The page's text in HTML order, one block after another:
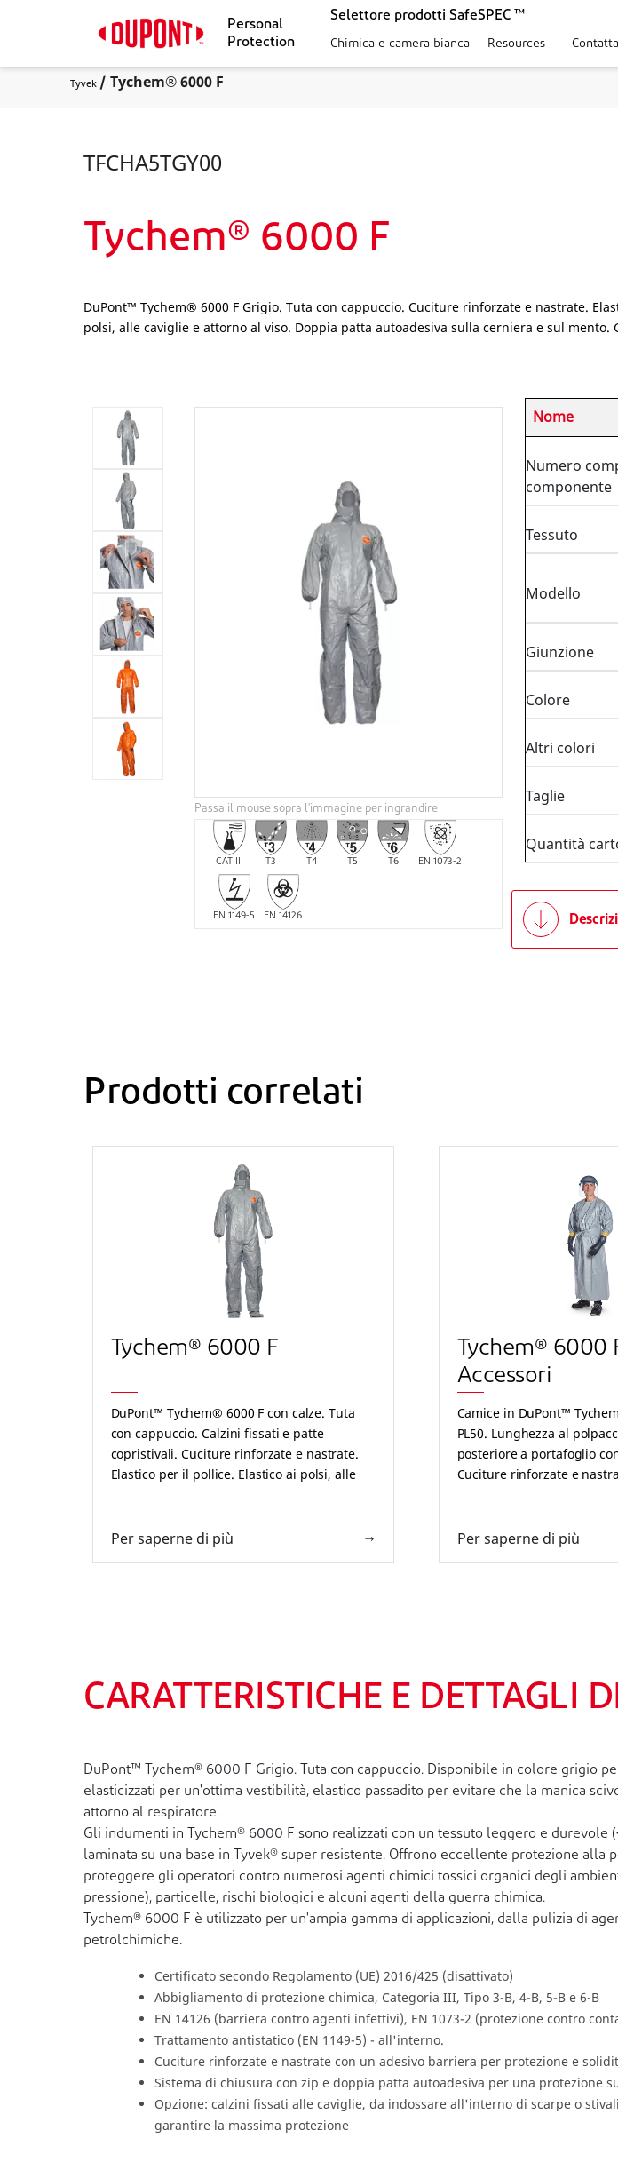
Personal
Protection
Selettore prodotti SafeSPEC ™
Chimica e camera bianca Resources
Tyvek / Tychem® 6000 F
TFCHA5TGY00
Tychem® 6000 F
DuPont™ Tychem® 6000 F Grigio. Tuta con cappuccio. Cuciture rinforzate e nastrate.
polsi, alle caviglie e attorno al viso. Doppia patta autoadesiva sulla cerniera e sul mento.
Passa il mouse sopra l'immagine per ingrandire
CAT III T3 T4 T5 T6 EN 1073-2
EN 1149-5 EN 14126
Nome
Numero
componente
Tessuto
Modello
Giunzione
Colore
Altri colori
Taglie
Quantità
Prodotti correlati
Tychem® 6000 F
DuPont™ Tychem® 6000 F con calze. Tuta
con cappuccio. Calzini fissati e patte
copristivali. Cuciture rinforzate e nastrate.
Elastico per il pollice. Elastico ai polsi, alle
adesiva sul mento. Grigia.
Per saperne di più
Tychem® 6000
Accessori
Camice in DuPont™
PL50. Lunghezza al
posteriore a portafoglio
Cuciture rinforzate e
Per saperne di più
CARATTERISTICHE E DETTAGLI
DuPont™ Tychem® 6000 F Grigio. Tuta con cappuccio. Disponibile in colore grigio
elasticizzati per un'ottima vestibilità, elastico passadito per evitare che la manica
attorno al respiratore.
Gli indumenti in Tychem® 6000 F sono realizzati con un tessuto leggero e
laminata su una base in Tyvek® super resistente. Offrono eccellente protezione
proteggere gli operatori contro numerosi agenti chimici tossici organici degli
pressione), particelle, rischi biologici e alcuni agenti della guerra chimica.
Tychem® 6000 F è utilizzato per un'ampia gamma di applicazioni, dalla pulizia di
petrolchimiche.
Certificato secondo Regolamento (UE) 2016/425 (disattivato)
Abbigliamento di protezione chimica, Categoria III, Tipo 3-B, 4-B, 5-B e 6-B
EN 14126 (barriera contro agenti infettivi), EN 1073-2 (protezione contro
Trattamento antistatico (EN 1149-5) - all'interno.
Cuciture rinforzate e nastrate con un adesivo barriera per protezione e
Sistema di chiusura con zip e doppia patta autoadesiva per una protezione
Opzione: calzini fissati alle caviglie, da indossare all'interno di scarpe o
garantire la massima protezione